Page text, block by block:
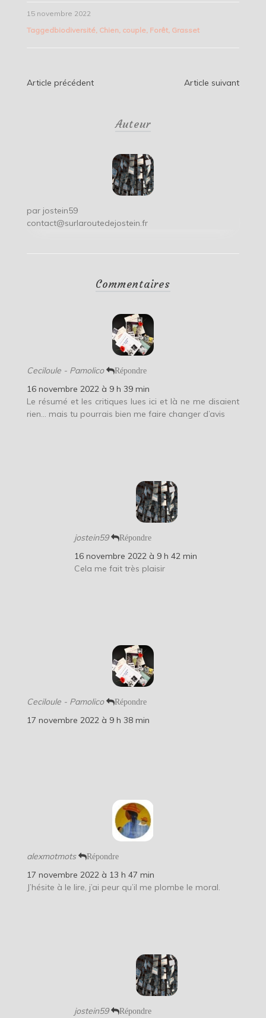
15 novembre 2022
Taggedbiodiversité Chien, couple, Forêt, Grasset
Navigation
Article précédent Article suivant
Auteur
par jostein59
contact@surlaroutedejostein.fr
Commentaires
Ceciloule - Pamolico Répondre
16 novembre 2022 à 9 h 39 min
Le résumé et les critiques lues ici et là ne me disaient
rien… mais tu pourrais bien me faire changer d’avis
jostein59 Répondre
16 novembre 2022 à 9 h 42 min
Cela me fait très plaisir
Ceciloule - Pamolico Répondre
17 novembre 2022 à 9 h 38 min
alexmotmots Répondre
17 novembre 2022 à 13 h 47 min
J’hésite à le lire, j’ai peur qu’il me plombe le moral.
jostein59 Répondre